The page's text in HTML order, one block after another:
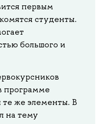
первым
студенты.
большого и
программе
те же элементы. В
на тему